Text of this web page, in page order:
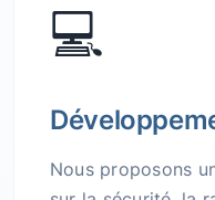
💻
Nous proposons